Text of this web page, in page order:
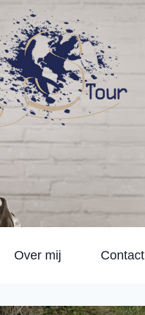
Over mij Contact